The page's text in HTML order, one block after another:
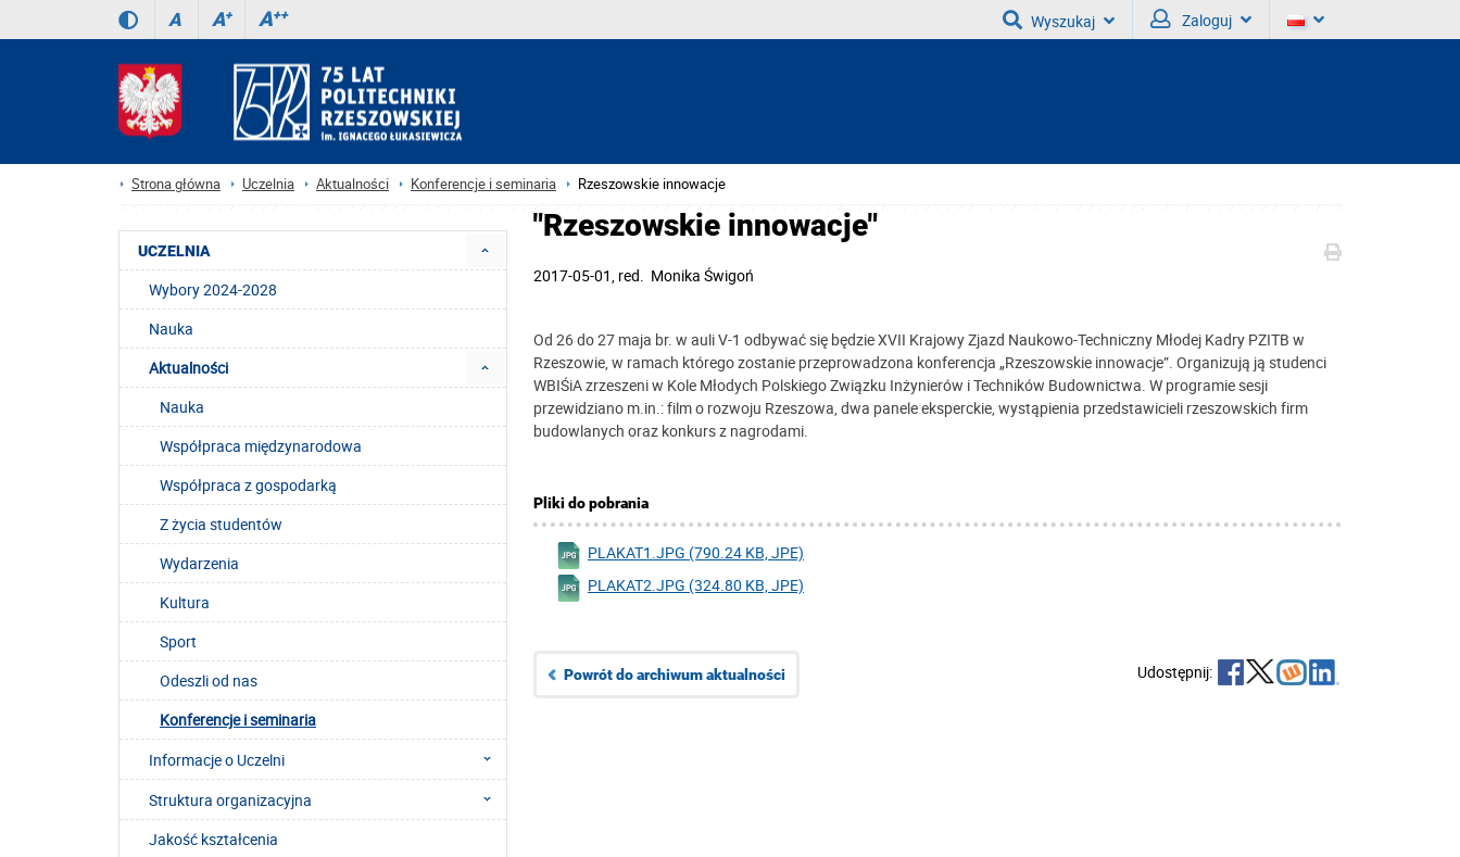
A A+ A++ Wyszukaj Zaloguj
Strona główna Uczelnia Aktualności Konferencje i seminaria Rzeszowskie innowacje
"Rzeszowskie innowacje"
2017-05-01, red. Monika Świgoń
Od 26 do 27 maja br. w auli V-1 odbywać się będzie XVII Krajowy Zjazd Naukowo-Techniczny Młodej Kadry PZITB w
Rzeszowie, w ramach którego zostanie przeprowadzona konferencja „Rzeszowskie innowacje”. Organizują ją studenci
WBIŚiA zrzeszeni w Kole Młodych Polskiego Związku Inżynierów i Techników Budownictwa. W programie sesji
przewidziano m.in.: film o rozwoju Rzeszowa, dwa panele eksperckie, wystąpienia przedstawicieli rzeszowskich firm
budowlanych oraz konkurs z nagrodami.
Pliki do pobrania
PLAKAT1.JPG (790.24 KB, JPE)
PLAKAT2.JPG (324.80 KB, JPE)
Udostępnij:
Powrót do archiwum aktualności
UCZELNIA
Wybory 2024-2028
Nauka
Aktualności
Nauka
Współpraca międzynarodowa
Współpraca z gospodarką
Z życia studentów
Wydarzenia
Kultura
Sport
Odeszli od nas
Konferencje i seminaria
Informacje o Uczelni
Struktura organizacyjna
Jakość kształcenia